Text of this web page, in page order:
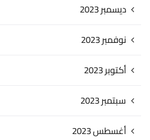
ديسمبر 2023
نوفمبر 2023
أكتوبر 2023
سبتمبر 2023
أغسطس 2023